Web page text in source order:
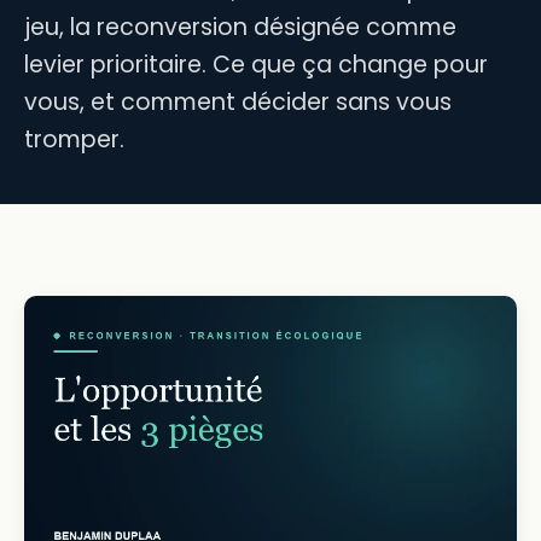
jeu, la reconversion désignée comme
levier prioritaire. Ce que ça change pour
vous, et comment décider sans vous
tromper.